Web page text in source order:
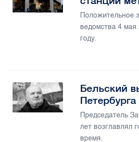
Положительное
ведомства 4 мая
году.
Бельский
Председатель
лет возглавлял
время.